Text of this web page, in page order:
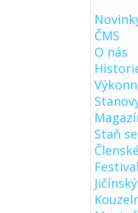
ČMS
O nás
Staň